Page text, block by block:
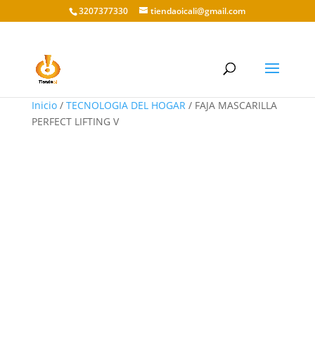
3207377330 tiendaoicali@gmail.com
Inicio/ TECNOLOGIA DEL HOGAR/ FAJA MASCARILLA
PERFECT LIFTING V